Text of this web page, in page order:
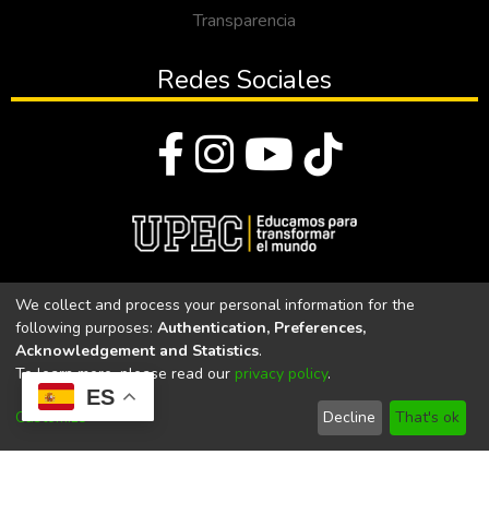
ES
Transparencia
Redes Sociales
Universidad Politécnica Estatal del Carchi
Universidad Politécnica Estatal del Carchi | Acreditada por el
CACES Resolución N°. 160-SE-33-CACES-2020
We collect and process your personal information for the
following purposes: Authentication, Preferences,
Acknowledgement and Statistics.
To learn more, please read our privacy policy.
Customize Decline That's ok